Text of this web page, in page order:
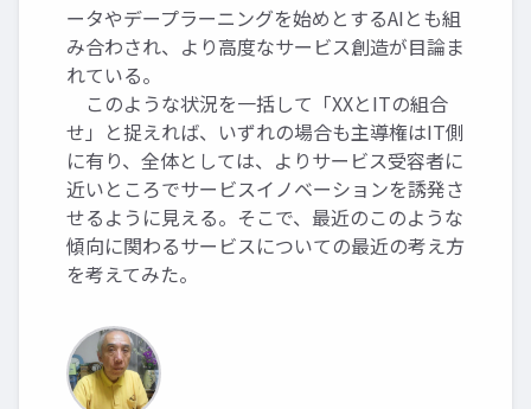
ータやデープラーニングを始めとするAIとも組
み合わされ、より高度なサービス創造が目論ま
れている。
このような状況を一括して「XXとITの組合
せ」と捉えれば、いずれの場合も主導権はIT側
に有り、全体としては、よりサービス受容者に
近いところでサービスイノベーションを誘発さ
せるように見える。そこで、最近のこのような
傾向に関わるサービスについての最近の考え方
を考えてみた。